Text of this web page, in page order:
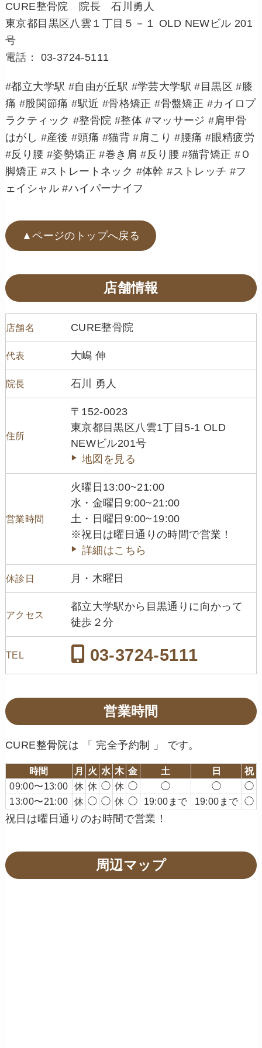
CURE整骨院 院長 石川勇人
東京都目黒区八雲１丁目５－１ OLD NEWビル 201
号
電話： 03-3724-5111
#都立大学駅 #自由が丘駅 #学芸大学駅 #目黒区 #膝
痛 #股関節痛 #駅近 #骨格矯正 #骨盤矯正 #カイロプ
ラクティック #整骨院 #整体 #マッサージ #肩甲骨
はがし #産後 #頭痛 #猫背 #肩こり #腰痛 #眼精疲労
#反り腰 #姿勢矯正 #巻き肩 #反り腰 #猫背矯正 #Ｏ
脚矯正 #ストレートネック #体幹 #ストレッチ #フ
ェイシャル #ハイパーナイフ
▲ページのトップへ戻る
店舗情報
店舗名 CURE整骨院
代表 大嶋 伸
院長 石川 勇人
住所
〒152-0023
東京都目黒区八雲1丁目5-1 OLD
NEWビル201号
地図を見る
営業時間
火曜日13:00~21:00
水・金曜日9:00~21:00
土・日曜日9:00~19:00
※祝日は曜日通りの時間で営業！
詳細はこちら
休診日 月・木曜日
アクセス
都立大学駅から目黒通りに向かって
徒歩２分
TEL 03-3724-5111
営業時間
CURE整骨院は 「 完全予約制 」 です。
時間 月 火 水 木 金 土 日
祝
09:00〜13:00
休 休 ◯ 休 ◯ ◯ ◯
◯
13:00〜21:00
休 ◯ ◯ 休 ◯ 19:00まで 19:00まで ◯
祝日は曜日通りのお時間で営業！
周辺マップ